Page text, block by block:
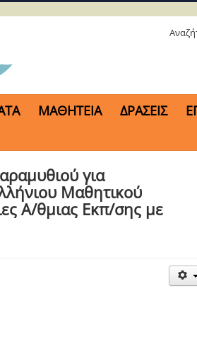
ΜΑΘΗΤΕΙΑ ΔΡΑΣΕΙΣ
για
Μαθητικού
Α/θμιας Εκπ/σης με